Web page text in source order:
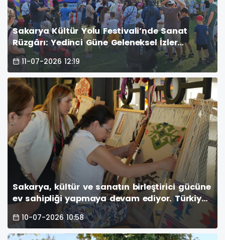
Sakarya Kültür Yolu Festivali’nde Sanat
Rüzgârı: Yedinci Güne Geleneksel İzler
Damga Vurdu
11-07-2026 12:19
Sakarya, kültür ve sanatın birleştirici gücüne
ev sahipliği yapmaya devam ediyor. Türkiye
Kültür Yolu Festivali kapsamında düzenlenen
etkinlikler, altıncı gününde de şehri renkli bir
atmosfere büründürdü.
10-07-2026 10:58